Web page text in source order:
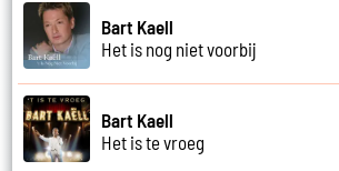
Bart Kaell
Het is nog niet voorbij
Bart Kaell
Het is te vroeg